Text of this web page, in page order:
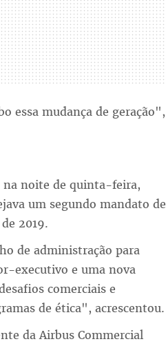
essa mudança de geração",
na noite de quinta-feira,
um segundo mandato de
2019.
de administração para
executivo e uma nova
comerciais e
de ética", acrescentou.
da Airbus Commercial